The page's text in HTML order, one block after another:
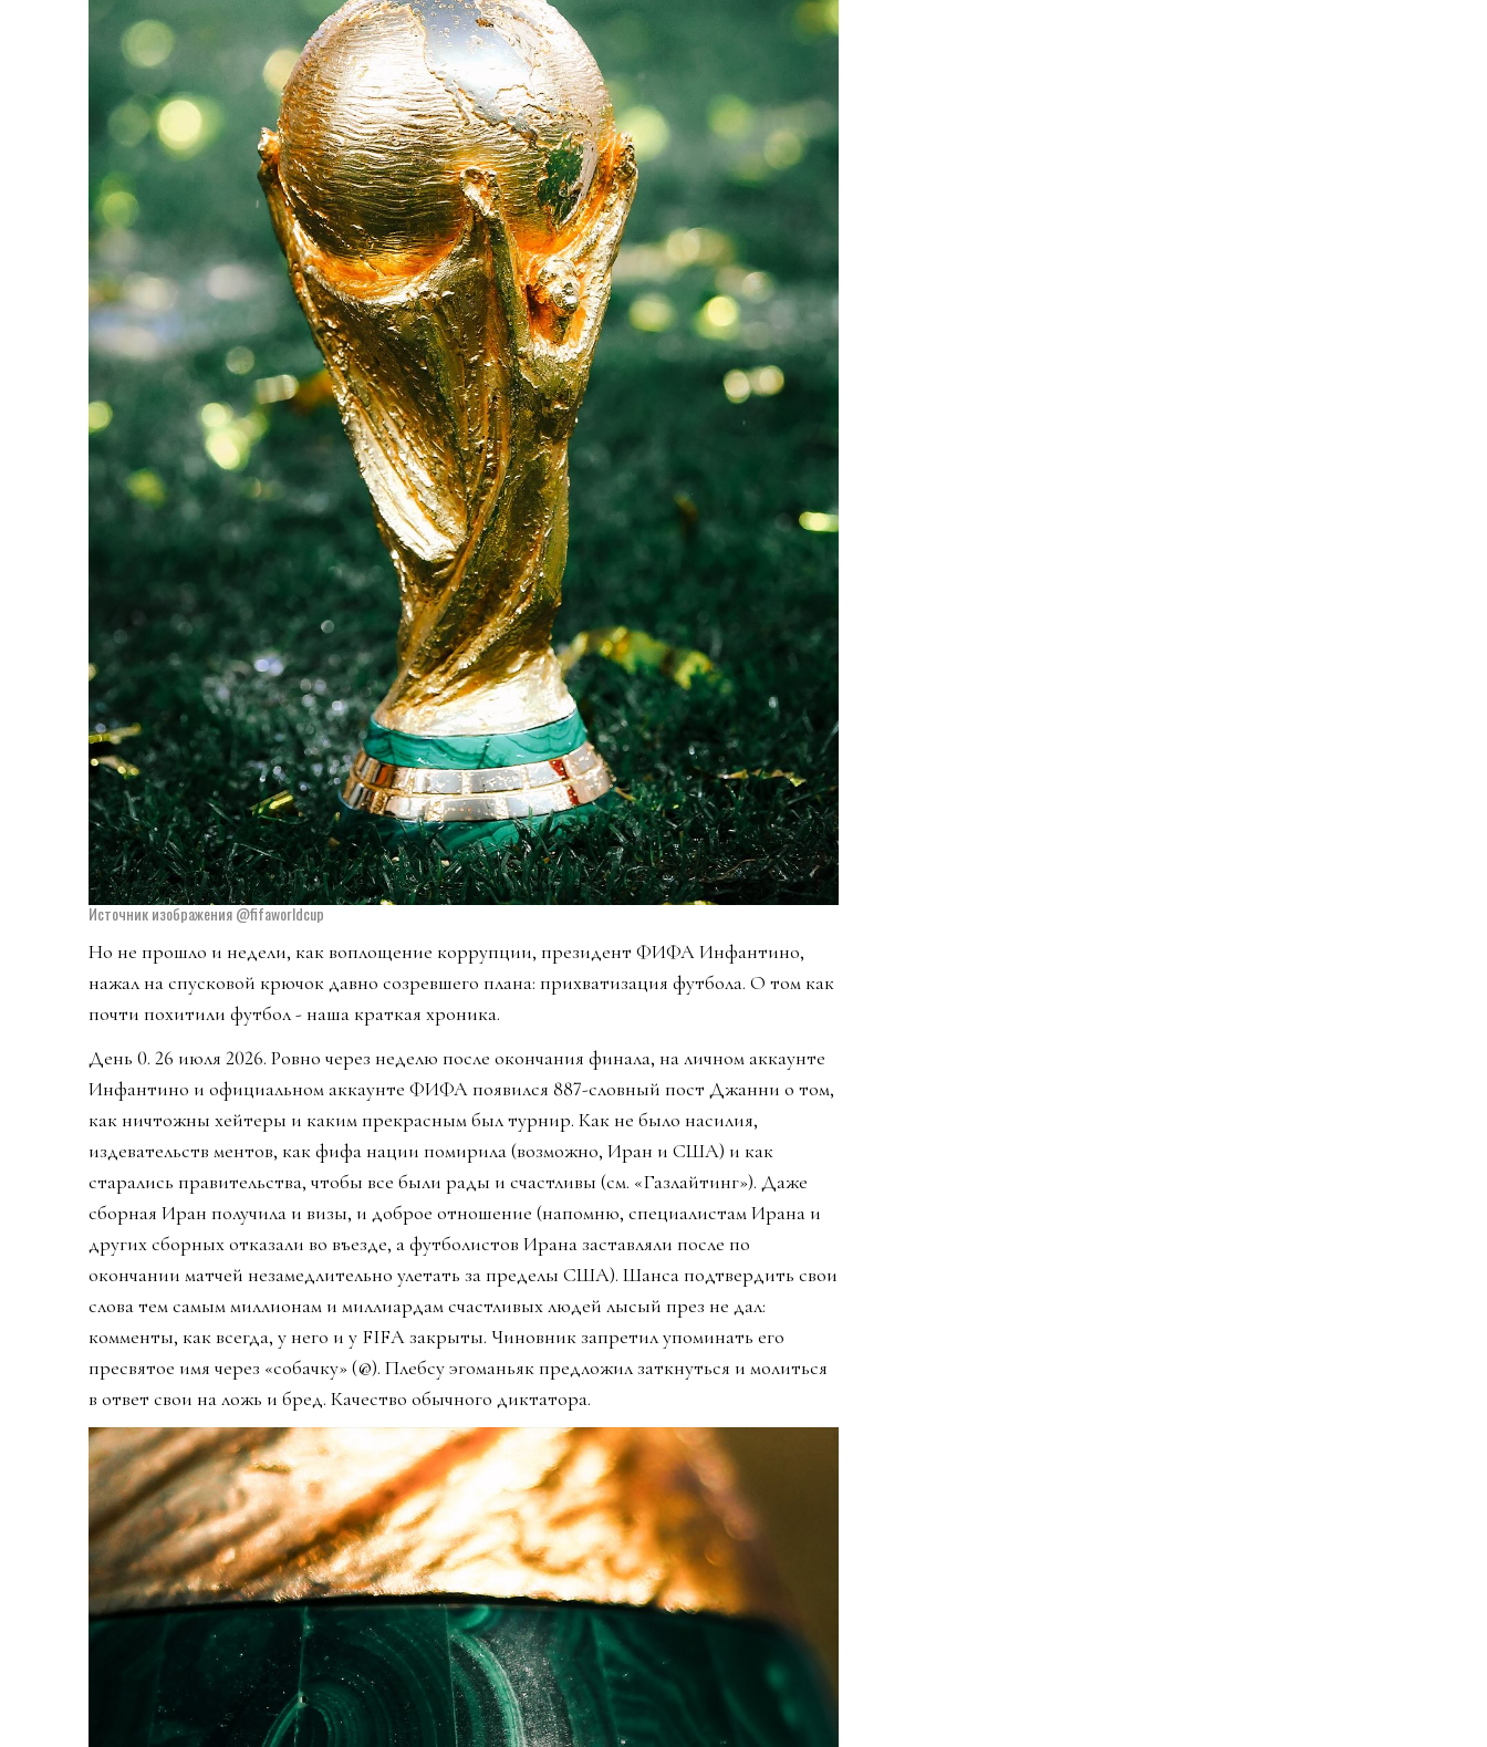
Источник изображения @fifaworldcup
Но не прошло и недели, как воплощение коррупции, президент ФИФА Инфантино,
нажал на спусковой крючок давно созревшего плана: прихватизация футбола. О том как
почти похитили футбол - наша краткая хроника.
День 0. 26 июля 2026. Ровно через неделю после окончания финала, на личном аккаунте
Инфантино и официальном аккаунте ФИФА появился 887-словный пост Джанни о том,
как ничтожны хейтеры и каким прекрасным был турнир. Как не было насилия,
издевательств ментов, как фифа нации помирила (возможно, Иран и США) и как
старались правительства, чтобы все были рады и счастливы (см. «Газлайтинг»). Даже
сборная Иран получила и визы, и доброе отношение (напомню, специалистам Ирана и
других сборных отказали во въезде, а футболистов Ирана заставляли после по
окончании матчей незамедлительно улетать за пределы США). Шанса подтвердить свои
слова тем самым миллионам и миллиардам счастливых людей лысый през не дал:
комменты, как всегда, у него и у FIFA закрыты. Чиновник запретил упоминать его
пресвятое имя через «собачку» (@). Плебсу эгоманьяк предложил заткнуться и молиться
в ответ свои на ложь и бред. Качество обычного диктатора.